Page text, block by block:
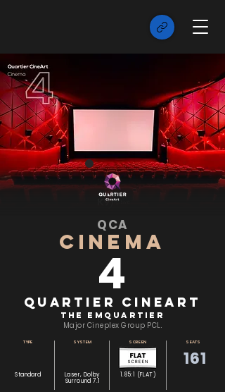
QCA
4
CINEMA
Quartier CineArt
The EmQuartier
Major Cineplex Group PCL.
TYPE
Standard
SYSTEM
Laser, Dolby
Surround 7.1
SCREEN
1.85:1 (FLAT)
SEATS
161